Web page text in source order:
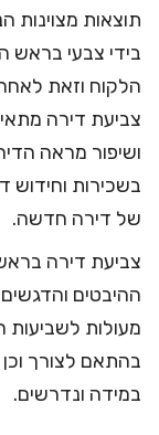
תוצאות מצוינות
בידי צבעי בראש
הלקוח וזאת לאחר
צביעת דירה
ושיפור מראה
בשכירות
של דירה חדשה.
צביעת דירה
ההיבטים
מעולות לשביעות
בהתאם לצורך
במידה ונדרשים.